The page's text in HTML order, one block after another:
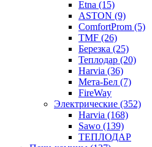
Etna (15)
ASTON (9)
ComfortProm (5)
TMF (26)
Березка (25)
Теплодар (20)
Harvia (36)
Мета-Бел (7)
FireWay
Электрические (352)
Harvia (168)
Sawo (139)
ТЕПЛОДАР